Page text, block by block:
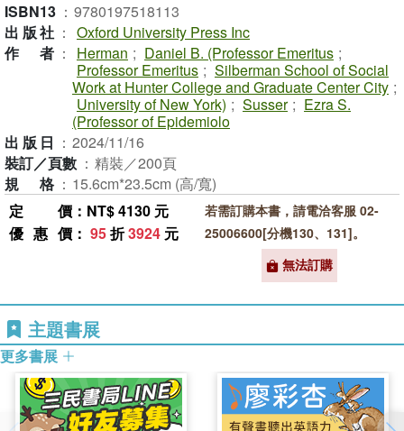
ISBN13 ： 9780197518113
出版社 ： Oxford University Press Inc
作者 ： Herman ; Daniel B. (Professor Emeritus ;
Professor Emeritus ; Silberman School of Social
Work at Hunter College and Graduate Center City ;
University of New York) ; Susser ; Ezra S.
(Professor of Epidemiolo
出版日 ： 2024/11/16
裝訂／頁數 ： 精裝／200頁
規格 ： 15.6cm*23.5cm (高/寬)
定價 ：NT$ 4130 元
優惠價 ： 95折3924 元
若需訂購本書，請電洽客服 02-
25006600[分機130、131]。
無法訂購
主題書展
更多書展